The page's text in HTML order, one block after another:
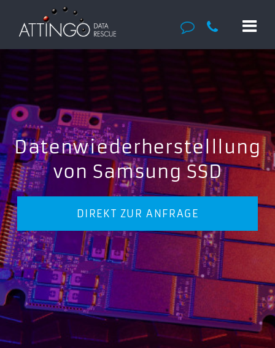
Datenwiederherstelllung
von Samsung SSD
DIREKT ZUR ANFRAGE